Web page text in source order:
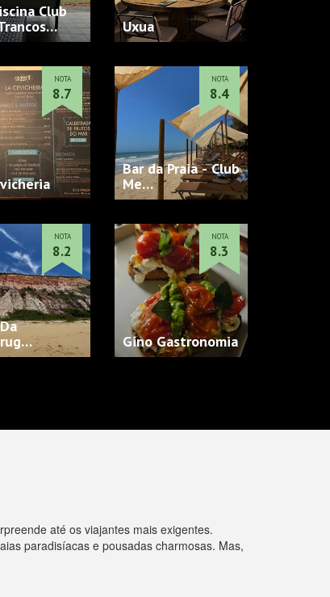
Club
Uxua
NOTA
8.7
Bar da Praia - Club
Me…
NOTA
8.4
NOTA
8.2
Gino Gastronomia
NOTA
8.3
até os viajantes mais exigentes.
paradisíacas e pousadas charmosas. Mas,